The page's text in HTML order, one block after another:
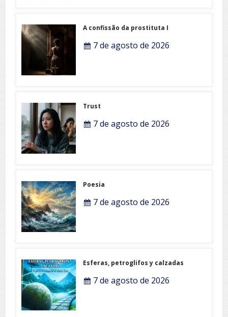
A confissão da prostituta I
7 de agosto de 2026
Trust
7 de agosto de 2026
Poesia
7 de agosto de 2026
Esferas, petroglifos y calzadas
7 de agosto de 2026